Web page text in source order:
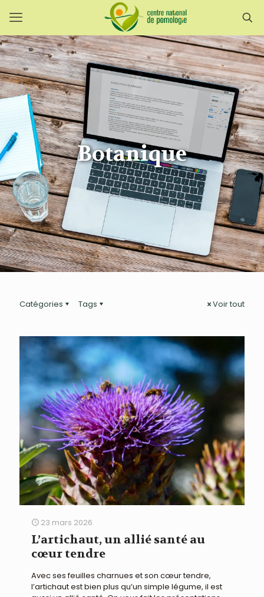
Botanique
Catégories Tags Voir tout
23 mars 2026
L’artichaut, un allié santé au
cœur tendre
Avec ses feuilles charnues et son cœur tendre,
l’artichaut est bien plus qu’un simple légume, il est